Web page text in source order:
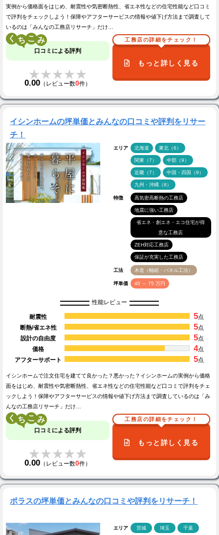
実例から価格面をはじめ、耐震性や気密断熱性、省エネ性などの住宅性能など口コミ
で評判をチェックしよう！保障やアフターサービスの情報や値下げ方法まで調査して
いるのは「みんなの工務店リサーチ」だけ…
く こ
口コミによる評判
★★★★★
★★★★★
0.00 （レビュー数0件）
工務店の詳細をチェック！
もっと詳しく見る
イシンホームの坪単価とみんなの口コミや評判をリサー
チ！
エリア 北海道 東北（6）
関東（7） 中部（9）
近畿（7） 中国・四国（9）
九州・沖縄（8）
特徴 高気密高断熱の工務店
地震に強い工務店
省エネ・創エネ・エコ住宅が得
意な工務店
ZEH対応工務店
保証が充実した工務店
工法 木造（軸組・パネル工法）
坪単価 40 ～ 75 万円
性能レビュー
耐震性 5点
断熱/省エネ性
5点
設計の自由度
5点
価格
4点
アフターサポート
5点
イシンホームで注文住宅を建てて良かった？悪かった？イシンホームの実例から価格
面をはじめ、耐震性や気密断熱性、省エネ性などの住宅性能など口コミで評判をチェ
ックしよう！保障やアフターサービスの情報や値下げ方法まで調査しているのは「み
んなの工務店リサーチ」だけ…
く こ
口コミによる評判
★★★★★
★★★★★
0.00 （レビュー数0件）
工務店の詳細をチェック！
もっと詳しく見る
ポラスの坪単価とみんなの口コミや評判をリサーチ！
エリア 茨城 埼玉 千葉